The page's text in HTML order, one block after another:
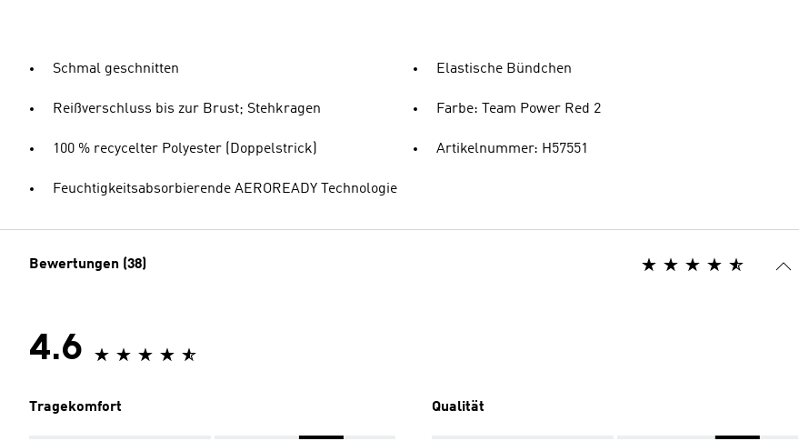
Schmal geschnitten
Reißverschluss bis zur Brust; Stehkragen
100 % recycelter Polyester (Doppelstrick)
Feuchtigkeitsabsorbierende AEROREADY Technologie
Elastische Bündchen
Farbe: Team Power Red 2
Artikelnummer: H57551
Bewertungen (38)
4.6
Tragekomfort Qualität